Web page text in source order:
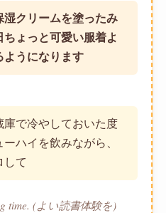
湿クリームを塗ったみ
ょっと可愛い服着よ
ようになります
で冷やしておいた度
ハイを飲みながら、
して
time. (よい読書体験を)